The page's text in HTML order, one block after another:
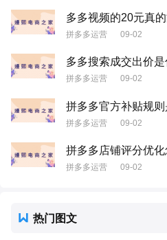
多多视频的20元真
拼多多运营 09-02
多多搜索成交出价
拼多多运营 09-02
拼多多官方补贴规
拼多多运营 09-02
拼多多店铺评分优
拼多多运营 09-02
热门图文